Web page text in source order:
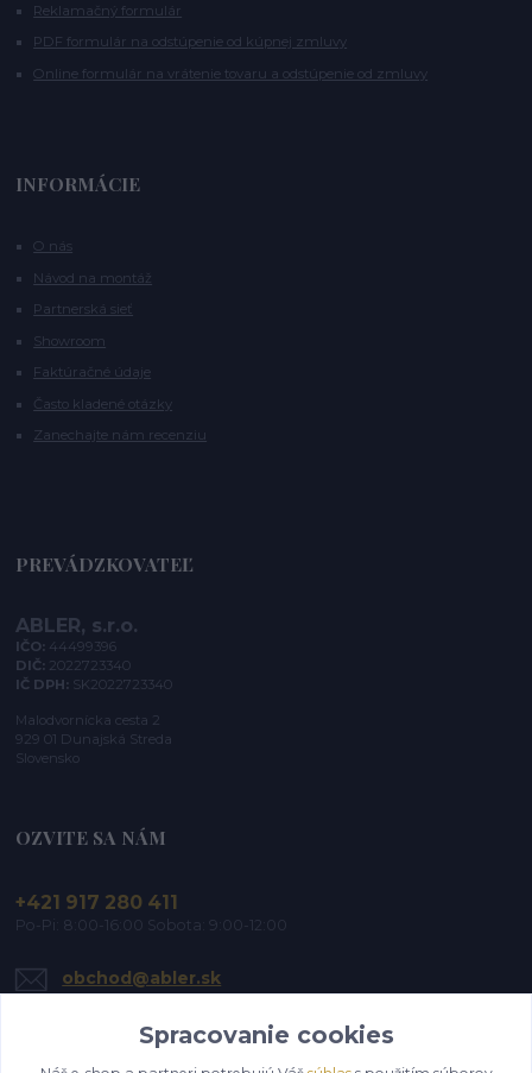
Reklamačný formulár
PDF formulár na odstúpenie od kúpnej zmluvy
Online formulár na vrátenie tovaru a odstúpenie od zmluvy
INFORMÁCIE
O nás
Návod na montáž
Partnerská sieť
Showroom
Faktúračné údaje
Často kladené otázky
Zanechajte nám recenziu
PREVÁDZKOVATEĽ
ABLER, s.r.o.
IČO: 44499396
DIČ: 2022723340
IČ DPH: SK2022723340
Malodvornícka cesta 2
929 01 Dunajská Streda
Slovensko
OZVITE SA NÁM
+421 917 280 411
Po-Pi: 8:00-16:00 Sobota: 9:00-12:00
obchod@abler.sk
Spracovanie cookies